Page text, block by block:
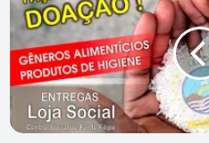
quer
alargar
alimentar
a